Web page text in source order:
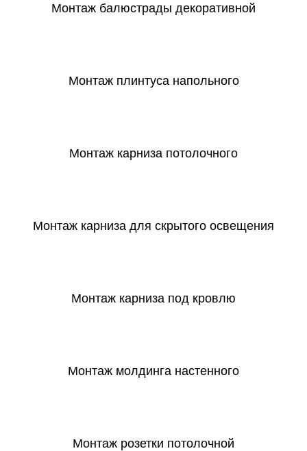
Монтаж балюстрады декоративной
Монтаж плинтуса напольного
Монтаж карниза потолочного
Монтаж карниза для скрытого освещения
Монтаж карниза под кровлю
Монтаж молдинга настенного
Монтаж розетки потолочной